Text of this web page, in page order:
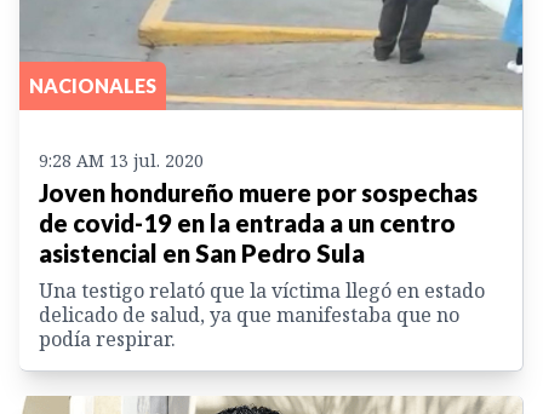
NACIONALES
9:28 AM 13 jul. 2020
Joven hondureño muere por sospechas
de covid-19 en la entrada a un centro
asistencial en San Pedro Sula
Una testigo relató que la víctima llegó en estado
delicado de salud, ya que manifestaba que no
podía respirar.